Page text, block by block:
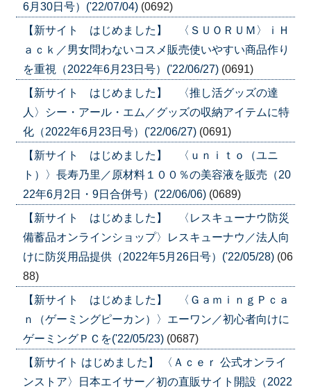
6月30日号）('22/07/04) (0692)
【新サイト はじめました】 〈ＳＵＯＲＵＭ〉ｉＨ
ａｃｋ／男女問わないコスメ販売使いやすい商品作り
を重視（2022年6月23日号）('22/06/27) (0691)
【新サイト はじめました】 〈推し活グッズの達
人〉シー・アール・エム／グッズの収納アイテムに特
化（2022年6月23日号）('22/06/27) (0691)
【新サイト はじめました】 〈ｕｎｉｔｏ（ユニ
ト）〉長寿乃里／原材料１００％の美容液を販売（20
22年6月2日・9日合併号）('22/06/06) (0689)
【新サイト はじめました】 〈レスキューナウ防災
備蓄品オンラインショップ〉レスキューナウ／法人向
けに防災用品提供（2022年5月26日号）('22/05/28) (06
88)
【新サイト はじめました】 〈ＧａｍｉｎｇＰｃａ
ｎ（ゲーミングピーカン）〉エーワン／初心者向けに
ゲーミングＰＣを('22/05/23) (0687)
【新サイト はじめました】 〈Ａｃｅｒ 公式オンライ
ンストア〉日本エイサー／初の直販サイト開設（2022